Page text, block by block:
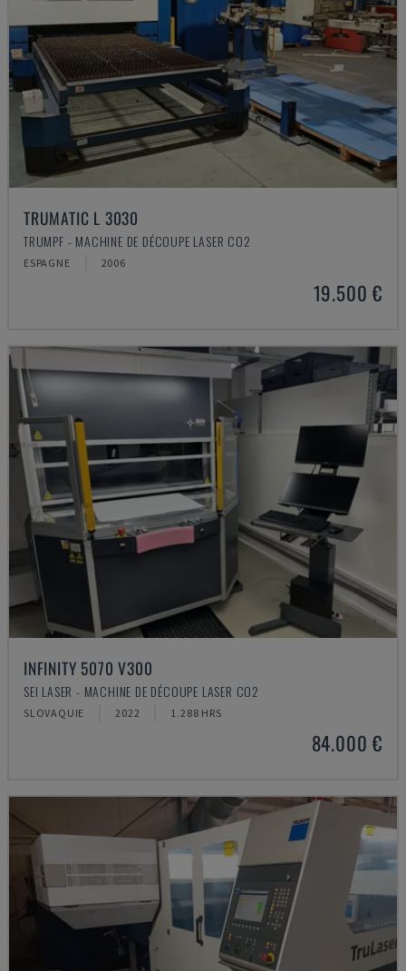
TRUMATIC L 3030
TRUMPF - MACHINE DE DÉCOUPE LASER CO2
ESPAGNE 2006
19.500 €
INFINITY 5070 V300
SEI LASER - MACHINE DE DÉCOUPE LASER CO2
SLOVAQUIE 2022 1.288 HRS
84.000 €